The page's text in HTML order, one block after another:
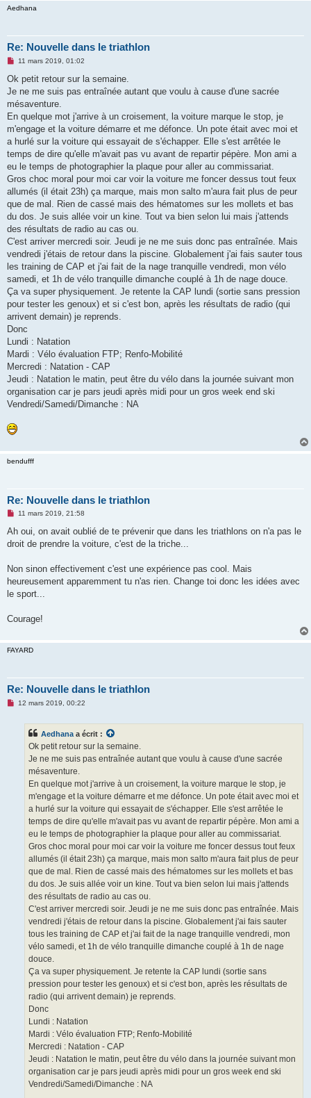
Aedhana
Re: Nouvelle dans le triathlon
M
s
a
g
n
o
l
u
11 mars 2019, 01:02
Ok petit retour sur la semaine.
Je ne me suis pas entraînée autant que voulu à cause d'une sacrée
mésaventure.
En quelque mot j'arrive à un croisement, la voiture marque le stop, je
m'engage et la voiture démarre et me défonce. Un pote était avec moi et
a hurlé sur la voiture qui essayait de s'échapper. Elle s'est arrêtée le
temps de dire qu'elle m'avait pas vu avant de repartir pépère. Mon ami a
eu le temps de photographier la plaque pour aller au commissariat.
Gros choc moral pour moi car voir la voiture me foncer dessus tout feux
allumés (il était 23h) ça marque, mais mon salto m'aura fait plus de peur
que de mal. Rien de cassé mais des hématomes sur les mollets et bas
du dos. Je suis allée voir un kine. Tout va bien selon lui mais j'attends
des résultats de radio au cas ou.
C'est arriver mercredi soir. Jeudi je ne me suis donc pas entraînée. Mais
vendredi j'étais de retour dans la piscine. Globalement j'ai fais sauter tous
les training de CAP et j'ai fait de la nage tranquille vendredi, mon vélo
samedi, et 1h de vélo tranquille dimanche couplé à 1h de nage douce.
Ça va super physiquement. Je retente la CAP lundi (sortie sans pression
pour tester les genoux) et si c'est bon, après les résultats de radio (qui
arrivent demain) je reprends.
Donc
Lundi : Natation
Mardi : Vélo évaluation FTP; Renfo-Mobilité
Mercredi : Natation - CAP
Jeudi : Natation le matin, peut être du vélo dans la journée suivant mon
organisation car je pars jeudi après midi pour un gros week end ski
Vendredi/Samedi/Dimanche : NA
bendufff
Re: Nouvelle dans le triathlon
M
s
a
n
o
11 mars 2019, 21:58
Ah oui, on avait oublié de te prévenir que dans les triathlons on n'a pas le
droit de prendre la voiture, c'est de la triche...
Non sinon effectivement c'est une expérience pas cool. Mais
heureusement apparemment tu n'as rien. Change toi donc les idées avec
le sport...
Courage!
FAYARD
Re: Nouvelle dans le triathlon
M12 mars 2019, 00:22
Aedhana a écrit :
Ok petit retour sur la semaine.
Je ne me suis pas entraînée autant que voulu à cause d'une sacrée
mésaventure.
En quelque mot j'arrive à un croisement, la voiture marque le stop, je
m'engage et la voiture démarre et me défonce. Un pote était avec moi et
a hurlé sur la voiture qui essayait de s'échapper. Elle s'est arrêtée le
temps de dire qu'elle m'avait pas vu avant de repartir pépère. Mon ami a
eu le temps de photographier la plaque pour aller au commissariat.
Gros choc moral pour moi car voir la voiture me foncer dessus tout feux
allumés (il était 23h) ça marque, mais mon salto m'aura fait plus de peur
que de mal. Rien de cassé mais des hématomes sur les mollets et bas
du dos. Je suis allée voir un kine. Tout va bien selon lui mais j'attends
des résultats de radio au cas ou.
C'est arriver mercredi soir. Jeudi je ne me suis donc pas entraînée. Mais
vendredi j'étais de retour dans la piscine. Globalement j'ai fais sauter
tous les training de CAP et j'ai fait de la nage tranquille vendredi, mon
vélo samedi, et 1h de vélo tranquille dimanche couplé à 1h de nage
douce.
Ça va super physiquement. Je retente la CAP lundi (sortie sans
pression pour tester les genoux) et si c'est bon, après les résultats de
radio (qui arrivent demain) je reprends.
Donc
Lundi : Natation
Mardi : Vélo évaluation FTP; Renfo-Mobilité
Mercredi : Natation - CAP
Jeudi : Natation le matin, peut être du vélo dans la journée suivant mon
organisation car je pars jeudi après midi pour un gros week end ski
Vendredi/Samedi/Dimanche : NA